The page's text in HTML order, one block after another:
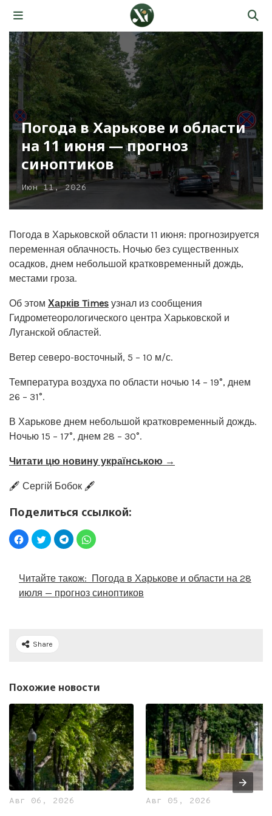
Погода в Харькове и области
на 11 июня — прогноз
синоптиков
Июн 11, 2026
Погода в Харьковской области 11 июня: прогнозируется
переменная облачность. Ночью без существенных
осадков, днем небольшой кратковременный дождь,
местами гроза.
Об этом Харків Times узнал из сообщения
Гидрометеорологического центра Харьковской и
Луганской областей.
Ветер северо-восточный, 5 – 10 м/с.
Температура воздуха по области ночью 14 – 19°, днем
26 – 31°.
В Харькове днем небольшой кратковременный дождь.
Ночью 15 – 17°, днем 28 – 30°.
Читати цю новину українською →
🖋️ Сергій Бобок 🖋️
Поделиться ссылкой:
Читайте також: Погода в Харькове и области на 28
июля — прогноз синоптиков
Share
Похожие новости
Авг 06, 2026 Авг 05, 2026